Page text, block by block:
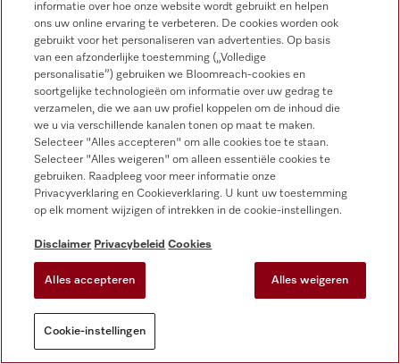
Miele Experience Centers
Vind jouw Miele Experience Center
Nieuwsbrief
informatie over hoe onze website wordt gebruikt en helpen
ons uw online ervaring te verbeteren. De cookies worden ook
gebruikt voor het personaliseren van advertenties. Op basis
van een afzonderlijke toestemming („Volledige
personalisatie”) gebruiken we Bloomreach-cookies en
soortgelijke technologieën om informatie over uw gedrag te
verzamelen, die we aan uw profiel koppelen om de inhoud die
we u via verschillende kanalen tonen op maat te maken.
Selecteer "Alles accepteren" om alle cookies toe te staan.
Selecteer "Alles weigeren" om alleen essentiële cookies te
gebruiken. Raadpleeg voor meer informatie onze
Privacyverklaring en Cookieverklaring. U kunt uw toestemming
op elk moment wijzigen of intrekken in de cookie-instellingen.
Disclaimer Privacybeleid Cookies
Alles accepteren Alles weigeren
Cookie-instellingen